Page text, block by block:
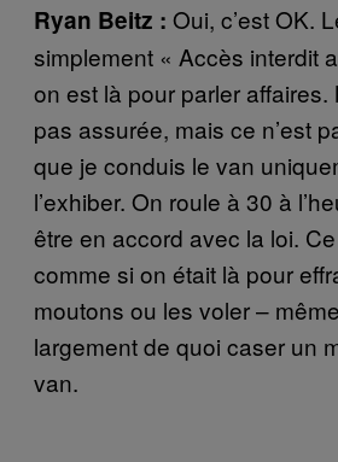
Ryan Beitz : Oui, c’est OK.
simplement « Accès interdit
on est là pour parler affaires.
pas assurée, mais ce n’est
que je conduis le van
l’exhiber. On roule à 30 à
être en accord avec la loi. Ce
comme si on était là pour
moutons ou les voler –
largement de quoi caser un
van.